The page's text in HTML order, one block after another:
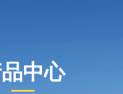
中心